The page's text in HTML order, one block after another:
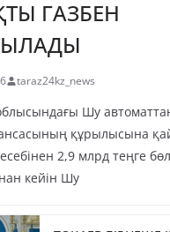
ГАЗБЕН
taraz24kz_news
Шу
құрылысына
2,9 млрд теңге
кейін Шу